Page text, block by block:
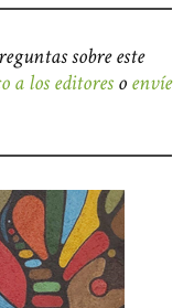
sobre este
a los editoresoenvíe